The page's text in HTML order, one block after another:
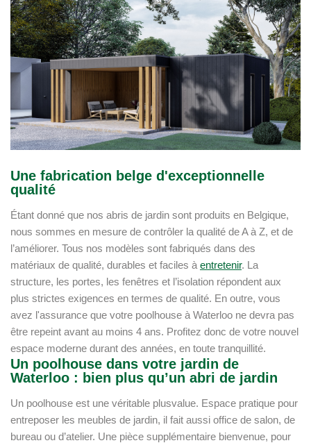
Une fabrication belge d'exceptionnelle
qualité
Étant donné que nos abris de jardin sont produits en Belgique,
nous sommes en mesure de contrôler la qualité de A à Z, et de
l’améliorer. Tous nos modèles sont fabriqués dans des
matériaux de qualité, durables et faciles à entretenir. La
structure, les portes, les fenêtres et l’isolation répondent aux
plus strictes exigences en termes de qualité. En outre, vous
avez l'assurance que votre poolhouse à Waterloo ne devra pas
être repeint avant au moins 4 ans. Profitez donc de votre nouvel
espace moderne durant des années, en toute tranquillité.
Un poolhouse dans votre jardin de
Waterloo : bien plus qu’un abri de jardin
Un poolhouse est une véritable plusvalue. Espace pratique pour
entreposer les meubles de jardin, il fait aussi office de salon, de
bureau ou d’atelier. Une pièce supplémentaire bienvenue, pour